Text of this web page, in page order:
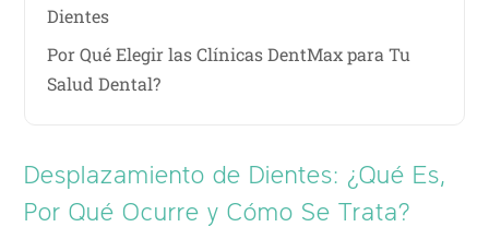
Dientes
Por Qué Elegir las Clínicas DentMax para Tu
Salud Dental?
Desplazamiento de Dientes: ¿Qué Es,
Por Qué Ocurre y Cómo Se Trata?